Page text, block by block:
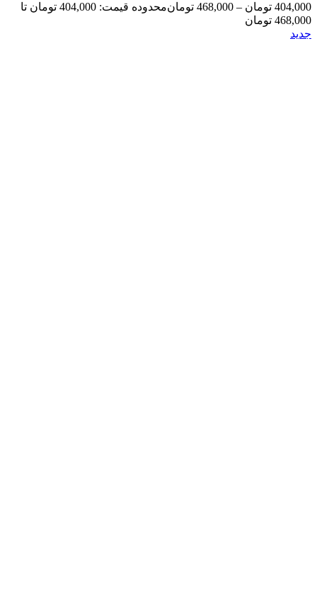
404,000 تومان –
468,000 تومان
محدوده قیمت: 404,000 تومان تا
468,000 تومان
جدید